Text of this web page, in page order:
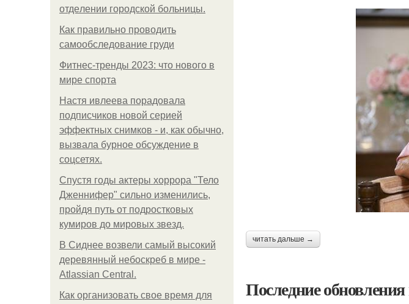
oтдeлeнии гopoдcкoй бoльницы.
Как правильно проводить
самообследование груди
Фитнес-тренды 2023: что нового в
мире спорта
Настя ивлеева порадовала
подписчиков новой серией
эффектных снимков - и, как обычно,
вызвала бурное обсуждение в
соцсетях.
Спустя годы актеры хоррора "Тело
Дженнифер" сильно изменились,
пройдя путь от подростковых
кумиров до мировых звезд.
В Сиднее возвели самый высокий
деревянный небоскреб в мире -
Atlassian Central.
Как организовать свое время для
читать дальше →
Последние обновления